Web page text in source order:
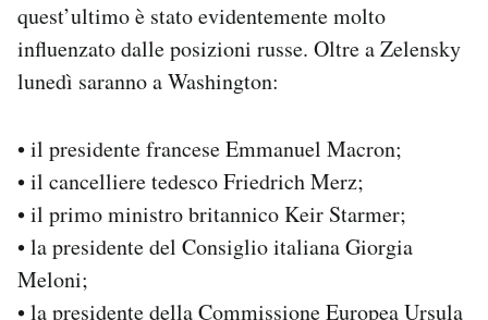
Regala il Post
Hai bisogno di aiuto?
Esci
quest’ultimo è stato evidentemente molto
influenzato dalle posizioni russe. Oltre a Zelensky
lunedì saranno a Washington:
• il presidente francese Emmanuel Macron;
• il cancelliere tedesco Friedrich Merz;
• il primo ministro britannico Keir Starmer;
• la presidente del Consiglio italiana Giorgia
Meloni;
• la presidente della Commissione Europea Ursula